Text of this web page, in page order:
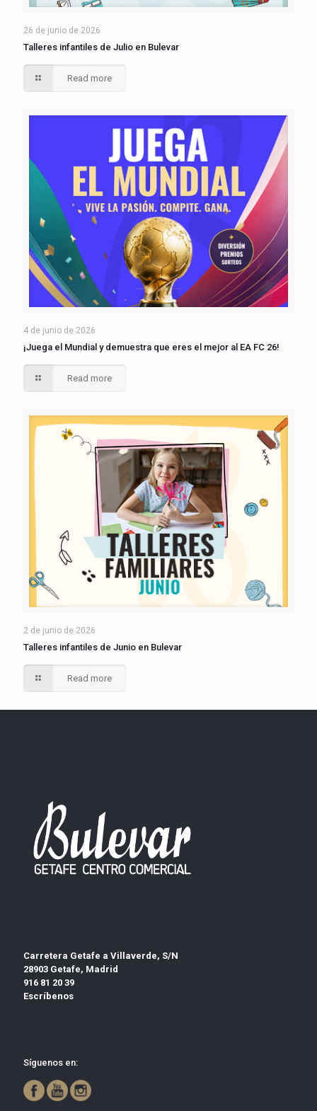
26 de junio de 2026
Talleres infantiles de Julio en Bulevar
Read more
4 de junio de 2026
¡Juega el Mundial y demuestra que eres el mejor al EA FC 26!
Read more
2 de junio de 2026
Talleres infantiles de Junio en Bulevar
Read more
Carretera Getafe a Villaverde, S/N
28903 Getafe, Madrid
916 81 20 39
Escríbenos
Síguenos en: